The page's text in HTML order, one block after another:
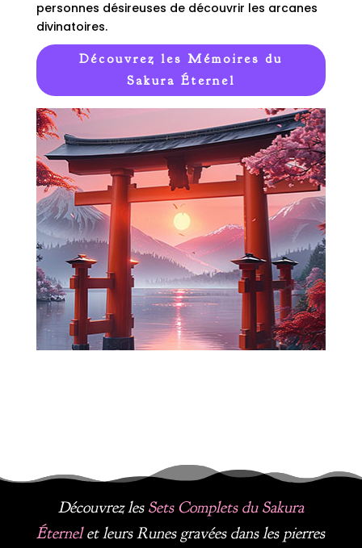
personnes désireuses de découvrir les arcanes
divinatoires.
Découvrez les Mémoires du
Sakura Éternel
Découvrez les Sets Complets du Sakura
Éternelet leurs Runes gravées dans les pierres